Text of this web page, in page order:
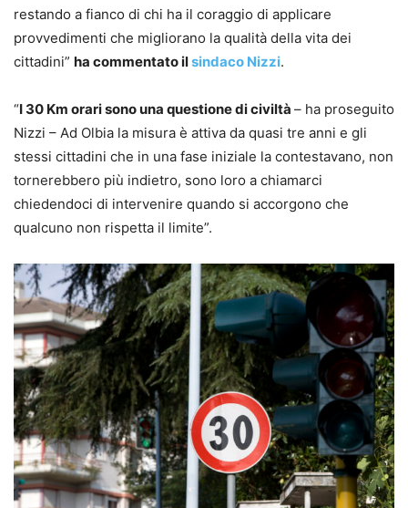
restando a fianco di chi ha il coraggio di applicare
provvedimenti che migliorano la qualità della vita dei
cittadini” ha commentato ilsindaco Nizzi.
“I 30 Km orari sono una questione di civiltà – ha proseguito
Nizzi – Ad Olbia la misura è attiva da quasi tre anni e gli
stessi cittadini che in una fase iniziale la contestavano, non
tornerebbero più indietro, sono loro a chiamarci
chiedendoci di intervenire quando si accorgono che
qualcuno non rispetta il limite”.